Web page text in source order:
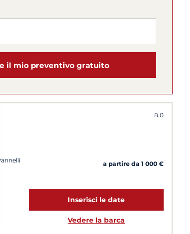
il mio preventivo gratuito
8,0
a partire da 1 000 €
Inserisci le date
Vedere la barca